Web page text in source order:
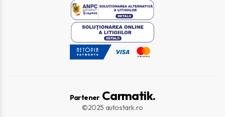
PartenerCarmatik.
©2025 autostark.ro